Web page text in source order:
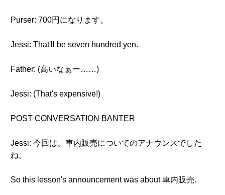
Purser: 700円になります。
Jessi: That'll be seven hundred yen.
Father: (高いなぁー……)
Jessi: (That's expensive!)
POST CONVERSATION BANTER
Jessi: 今回は、車内販売についてのアナウンスでした
ね。
So this lesson's announcement was about 車内販売.